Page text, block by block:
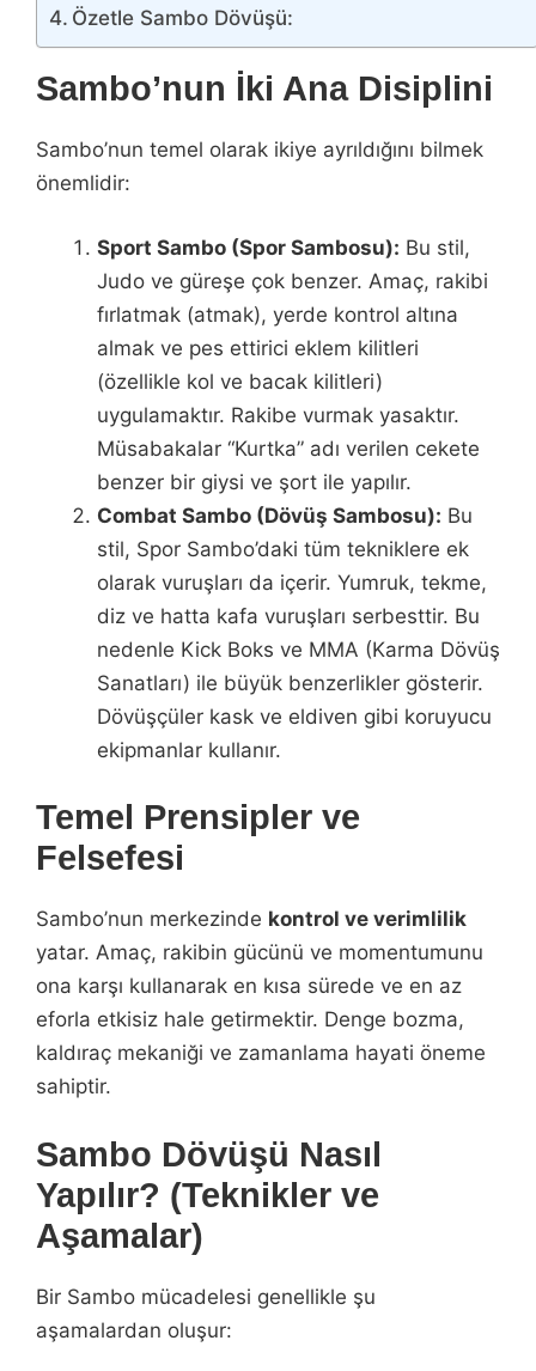
Özetle Sambo Dövüşü:
Sambo’nun İki Ana Disiplini
Sambo’nun temel olarak ikiye ayrıldığını bilmek
önemlidir:
Sport Sambo (Spor Sambosu): Bu stil,
Judo ve güreşe çok benzer. Amaç, rakibi
fırlatmak (atmak), yerde kontrol altına
almak ve pes ettirici eklem kilitleri
(özellikle kol ve bacak kilitleri)
uygulamaktır. Rakibe vurmak yasaktır.
Müsabakalar “Kurtka” adı verilen cekete
benzer bir giysi ve şort ile yapılır.
Combat Sambo (Dövüş Sambosu): Bu
stil, Spor Sambo’daki tüm tekniklere ek
olarak vuruşları da içerir. Yumruk, tekme,
diz ve hatta kafa vuruşları serbesttir. Bu
nedenle Kick Boks ve MMA (Karma Dövüş
Sanatları) ile büyük benzerlikler gösterir.
Dövüşçüler kask ve eldiven gibi koruyucu
ekipmanlar kullanır.
Temel Prensipler ve
Felsefesi
Sambo’nun merkezinde kontrol ve verimlilik
yatar. Amaç, rakibin gücünü ve momentumunu
ona karşı kullanarak en kısa sürede ve en az
eforla etkisiz hale getirmektir. Denge bozma,
kaldıraç mekaniği ve zamanlama hayati öneme
sahiptir.
Sambo Dövüşü Nasıl
Yapılır? (Teknikler ve
Aşamalar)
Bir Sambo mücadelesi genellikle şu
aşamalardan oluşur: